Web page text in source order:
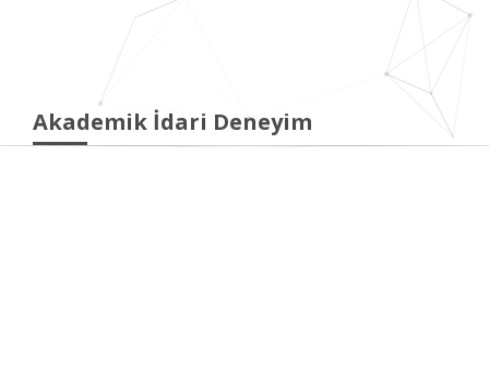
Akademik İdari Deneyim